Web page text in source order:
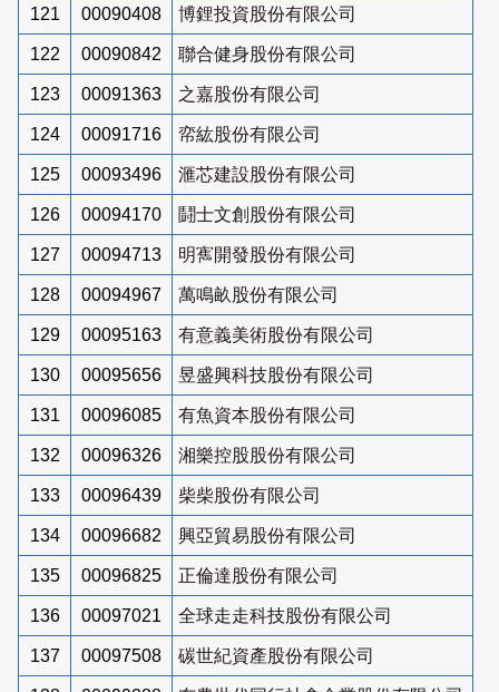
121 00090408 博鋰投資股份有限公司
122 00090842 聯合健身股份有限公司
123 00091363 之嘉股份有限公司
124 00091716 帟紘股份有限公司
125 00093496 滙芯建設股份有限公司
126 00094170 鬪士文創股份有限公司
127 00094713 明寯開發股份有限公司
128 00094967 萬鳴畝股份有限公司
129 00095163 有意義美術股份有限公司
130 00095656 昱盛興科技股份有限公司
131 00096085 有魚資本股份有限公司
132 00096326 湘樂控股股份有限公司
133 00096439 柴柴股份有限公司
134 00096682 興亞貿易股份有限公司
135 00096825 正倫達股份有限公司
136 00097021 全球走走科技股份有限公司
137 00097508 碳世紀資產股份有限公司